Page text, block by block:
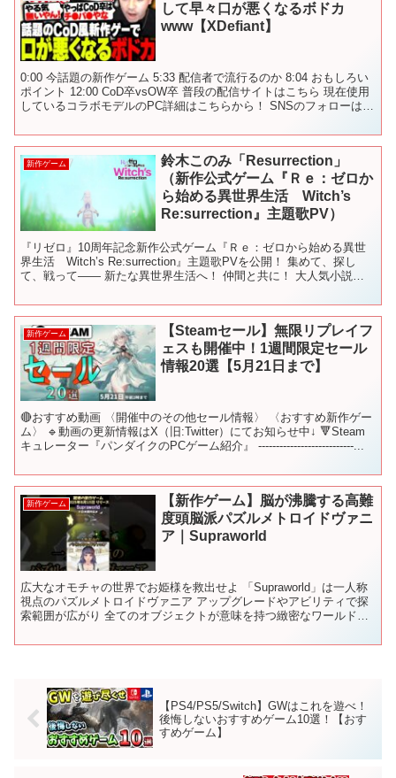
して早々口が悪くなるボドカ
www【XDefiant】
0:00 今話題の新作ゲーム 5:33 配信者で流行るのか 8:04 おもしろい
ポイント 12:00 CoD卒vsOW卒 普段の配信サイトはこちら 現在使用
しているコラボモデルのPC詳細はこちらから！ SNSのフォローはこ
新作ゲーム
鈴木このみ「Resurrection」
（新作公式ゲーム『Ｒｅ：ゼロか
ら始める異世界生活 Witch’s
Re:surrection』主題歌PV）
『リゼロ』10周年記念新作公式ゲーム『Ｒｅ：ゼロから始める異世
界生活 Witch’s Re:surrection』主題歌PVを公開！ 集めて、探し
て、戦って―― 新たな異世界生活へ！ 仲間と共に！ 大人気小説
新作ゲーム
【Steamセール】無限リプレイフ
ェスも開催中！1週間限定セール
情報20選【5月21日まで】
🔴おすすめ動画 〈開催中のその他セール情報〉 〈おすすめ新作ゲー
ム〉 🔹動画の更新情報はX（旧:Twitter）にてお知らせ中↓ 🔻Steam
キュレーター『パンダイクのPCゲーム紹介』 ---------------------------...
新作ゲーム
【新作ゲーム】脳が沸騰する高難
度頭脳派パズルメトロイドヴァニ
ア｜Supraworld
広大なオモチャの世界でお姫様を救出せよ 「Supraworld」は一人称
視点のパズルメトロイドヴァニア アップグレードやアビリティで探
索範囲が広がり 全てのオブジェクトが意味を持つ緻密なワールドデ
【PS4/PS5/Switch】GWはこれを遊べ！
後悔しないおすすめゲーム10選！【おす
すめゲーム】